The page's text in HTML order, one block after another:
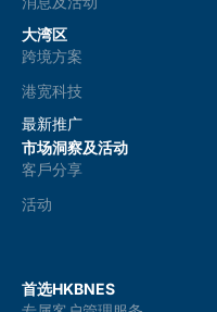
大湾区
跨境方案
港宽科技
最新推广
市场洞察及活动
客戶分享
活动
首选HKBNES